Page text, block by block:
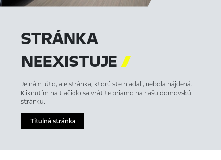
STRÁNKA
NEEXISTUJE
Je nám ľúto, ale stránka, ktorú ste hľadali, nebola nájdená.
Kliknutím na tlačidlo sa vrátite priamo na našu domovskú
stránku.
Titulná stránka